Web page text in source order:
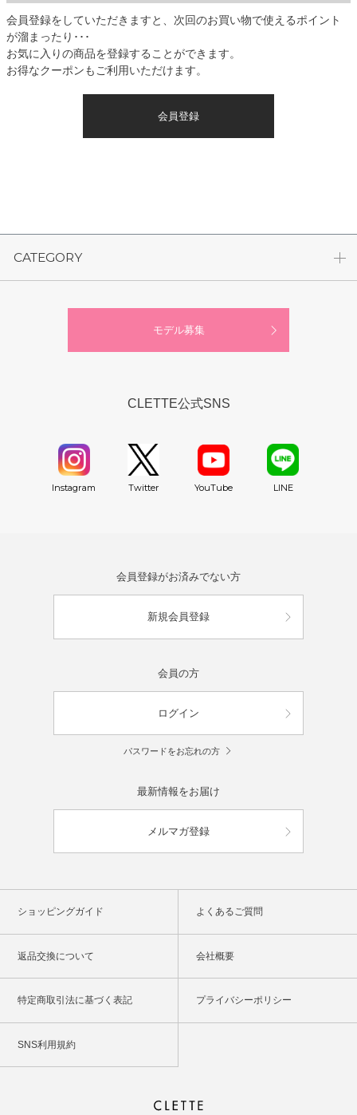
会員登録をしていただきますと、次回のお買い物で使えるポイント
が溜まったり･･･
お気に入りの商品を登録することができます。
お得なクーポンもご利用いただけます。
会員登録
CATEGORY
モデル募集
CLETTE公式SNS
Instagram Twitter YouTube LINE
会員登録がお済みでない方
新規会員登録
会員の方
ログイン
パスワードをお忘れの方
最新情報をお届け
メルマガ登録
ショッピングガイド よくあるご質問
返品交換について 会社概要
特定商取引法に基づく表記 プライバシーポリシー
SNS利用規約